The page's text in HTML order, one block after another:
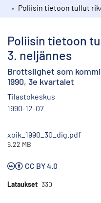
Kokoelmat
Poliisin tietoon
3. neljännes
Brottslighet som
1990, 3e kvartalet
Tilastokeskus
1990-12-07
xoik_1990_30_dig.pdf
6.22 MB
CC BY 4.0
Lataukset 330